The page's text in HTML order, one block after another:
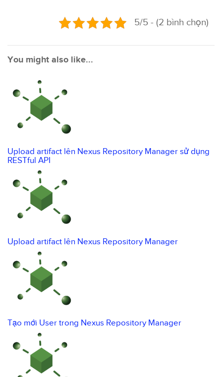
5/5 - (2 bình chọn)
You might also like...
Upload artifact lên Nexus Repository Manager sử dụng
RESTful API
Upload artifact lên Nexus Repository Manager
Tạo mới User trong Nexus Repository Manager